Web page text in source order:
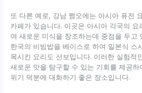
또 다른 예로, 강남 쩜오에는 아시아 퓨전
카페가 있습니다. 이곳은 아시아 각국의
여 새로운 미식을 창조하는데 중점을 두고
한국의 비빔밥을 베이스로 하여 일본식 스
목시킨 요리도 선보입니다. 이러한 실험적
새로운 맛을 탐구할 수 있는 기회를 제공
위기 덕분에 대화하기 좋은 장소입니다.